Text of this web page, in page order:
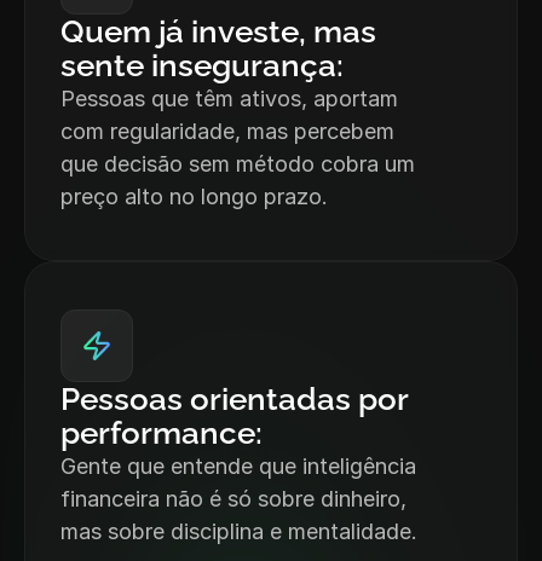
Quem já investe, mas
sente insegurança:
Pessoas que têm ativos, aportam
com regularidade, mas percebem
que decisão sem método cobra um
preço alto no longo prazo.
Pessoas orientadas por
performance:
Gente que entende que inteligência
financeira não é só sobre dinheiro,
mas sobre disciplina e mentalidade.